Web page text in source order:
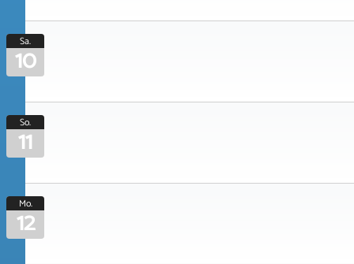
Sa.
10
So.
11
Mo.
12